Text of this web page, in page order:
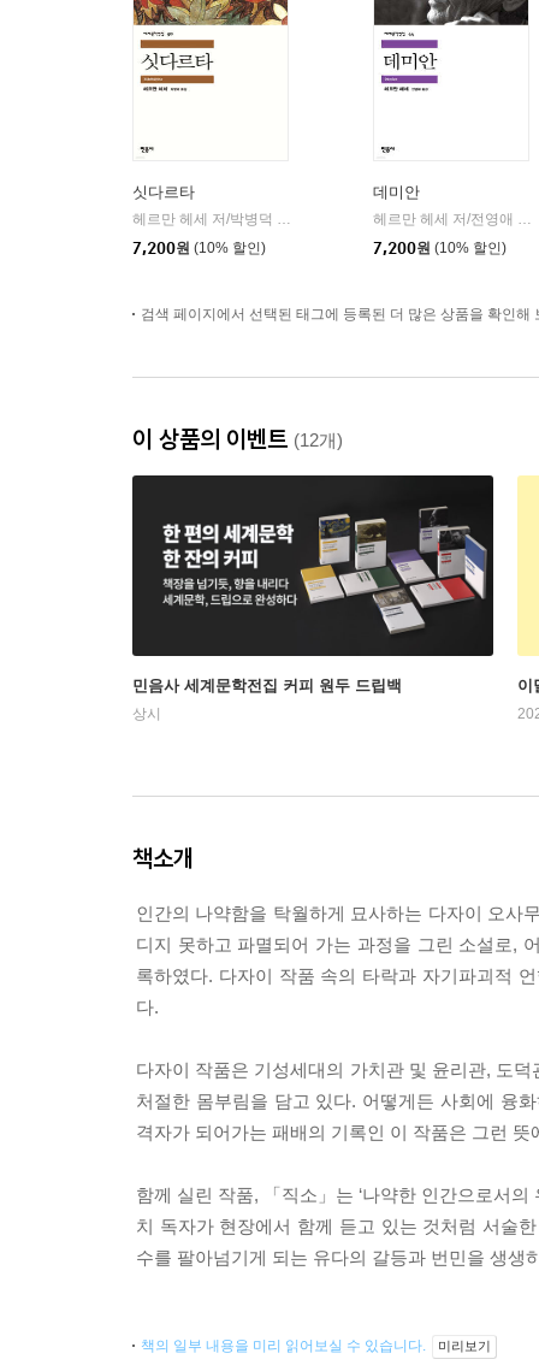
싯다르타
헤르만 헤세 저/박병덕 역
7,200원 (10% 할인)
데미안
헤르만 헤세 저/전영애 역
7,200원 (10% 할인)
검색 페이지에서 선택된 태그에 등록된 더 많은 상품을 확인해
이 상품의 이벤트 (12개)
민음사 세계문학전집 커피 원두 드립백
상시
이
책소개
인간의 나약함을 탁월하게 묘사하는 다자이 오사
디지 못하고 파멸되어 가는 과정을 그린 소설로,
록하였다. 다자이 작품 속의 타락과 자기파괴적
다.
다자이 작품은 기성세대의 가치관 및 윤리관, 도
처절한 몸부림을 담고 있다. 어떻게든 사회에 융
격자가 되어가는 패배의 기록인 이 작품은 그런
함께 실린 작품, 「직소」는 ‘나약한 인간으로서
치 독자가 현장에서 함께 듣고 있는 것처럼 서술
수를 팔아넘기게 되는 유다의 갈등과 번민을 생생
책의 일부 내용을 미리 읽어보실 수 있습니다. 미리보기